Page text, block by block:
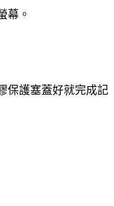
幕。
保護塞蓋好就完成記